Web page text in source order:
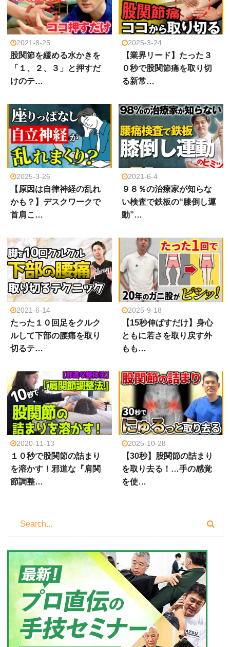
2021-8-25
股関節を緩める水かきを
「１、２、３」と押すだ
けのテ…
2025-3-24
【業界リード】たった３
０秒で股関節痛を取り切
る新常…
2025-3-26
【原因は自律神経の乱れ
かも？】デスクワークで
首肩こ…
2021-6-4
９８％の治療家が知らな
い検査で鉄板の“膝倒し運
動”…
2021-6-14
たった１０回足をクルク
ルして下部の腰痛を取り
切るテ…
2025-9-18
【15秒伸ばすだけ】身心
ともに若さを取り戻す外
もも…
2020-11-13
１０秒で股関節の詰まり
を溶かす！邪道な『肩関
節調整…
2025-10-28
【30秒】股関節の詰まり
を取り去る！…手の感覚
を使…